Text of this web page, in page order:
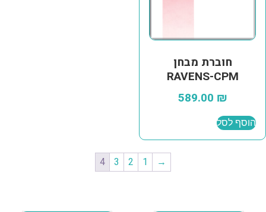
חוברת מבחן
RAVENS-CPM
589.00 ₪
הוסף לסל
→
1
2
3
4